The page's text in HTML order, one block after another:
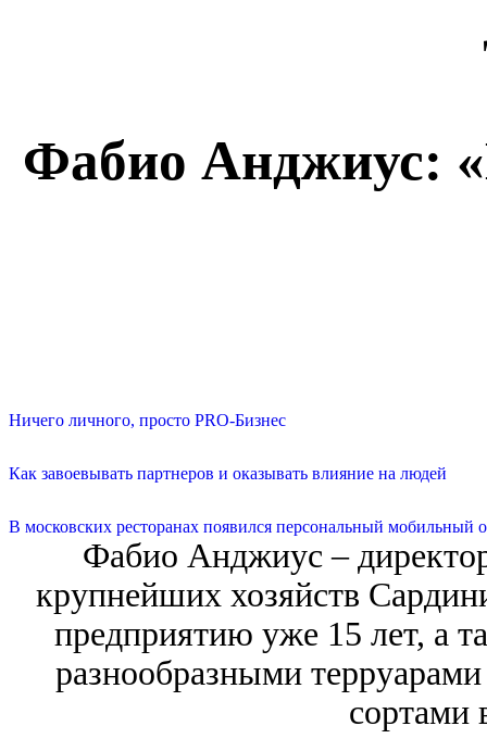
Фабио Анджиус:
Ничего личного, просто PRO-Бизнес
Как завоевывать партнеров и оказывать влияние на людей
В московских ресторанах появился персональный мобильный
Фабио Анджиус –
крупнейших хозяйств
предприятию уже 15 лет, а
разнообразными
сортами